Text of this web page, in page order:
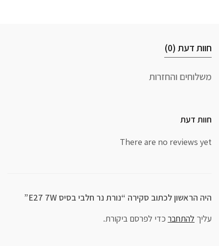
חוות דעת (0)
משלוחים והחזרות
חוות דעת
There are no reviews yet
היה הראשון לכתוב סקירה “נורת נר חלבי בסיס E27 7W”
עליך להתחבר כדי לפרסם ביקורת.